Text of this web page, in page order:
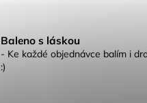
Baleno s láskou
- Ke každé objednávce balím i
:)